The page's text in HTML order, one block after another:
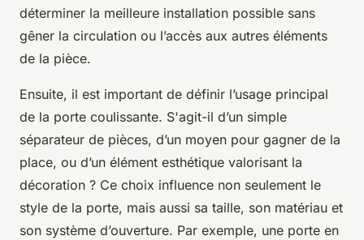
déterminer la meilleure installation possible sans
gêner la circulation ou l’accès aux autres éléments
de la pièce.
Ensuite, il est important de définir l’usage principal
de la porte coulissante. S'agit-il d’un simple
séparateur de pièces, d’un moyen pour gagner de la
place, ou d’un élément esthétique valorisant la
décoration ? Ce choix influence non seulement le
style de la porte, mais aussi sa taille, son matériau et
son système d’ouverture. Par exemple, une porte en